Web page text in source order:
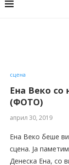
сцена
Ена Веко со
(ФОТО)
април 30, 2019
Ена Веко беше
сцена. Ја
Денеска Ена, со